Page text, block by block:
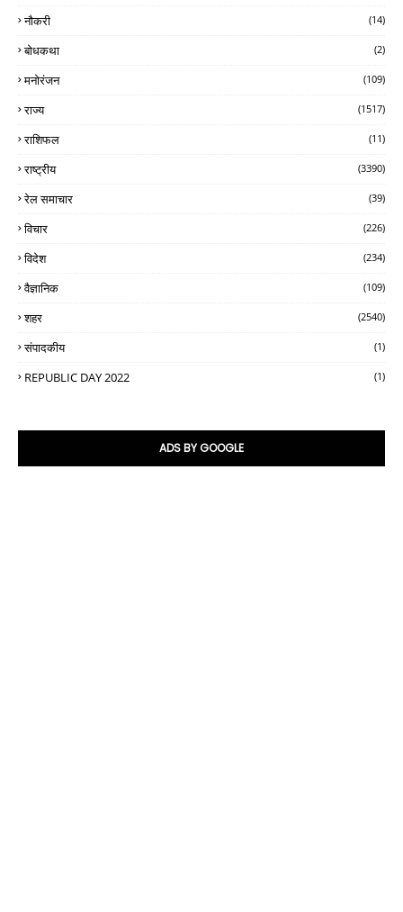
नौकरी (14)
बोधकथा (2)
मनोरंजन (109)
राज्य (1517)
राशिफल (11)
राष्ट्रीय (3390)
रेल समाचार (39)
विचार (226)
विदेश (234)
वैज्ञानिक (109)
शहर (2540)
संपादकीय (1)
REPUBLIC DAY 2022 (1)
ADS BY GOOGLE